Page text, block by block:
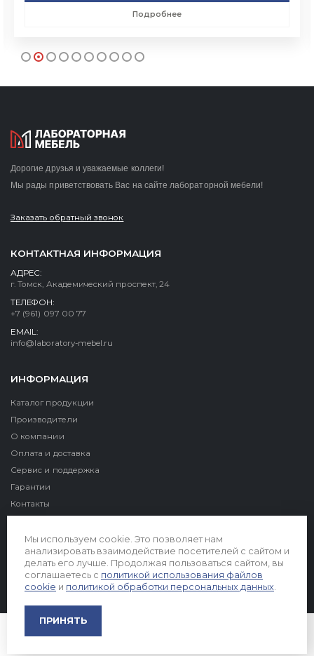
Подробнее
Дорогие друзья и уважаемые коллеги!
Мы рады приветствовать Вас на сайте лабораторной мебели!
Заказать обратный звонок
КОНТАКТНАЯ ИНФОРМАЦИЯ
АДРЕС:
г. Томск, Академический проспект, 24
ТЕЛЕФОН:
+7 (961) 097 00 77
EMAIL:
info@laboratory-mebel.ru
ИНФОРМАЦИЯ
Каталог продукции
Производители
О компании
Оплата и доставка
Сервис и поддержка
Гарантии
Контакты
© 2026. Все права защищены
Мы используем cookie. Это позволяет нам
анализировать взаимодействие посетителей с сайтом и
делать его лучше. Продолжая пользоваться сайтом, вы
соглашаетесь с политикой использования файлов
cookie и политикой обработки персональных данных
ПРИНЯТЬ